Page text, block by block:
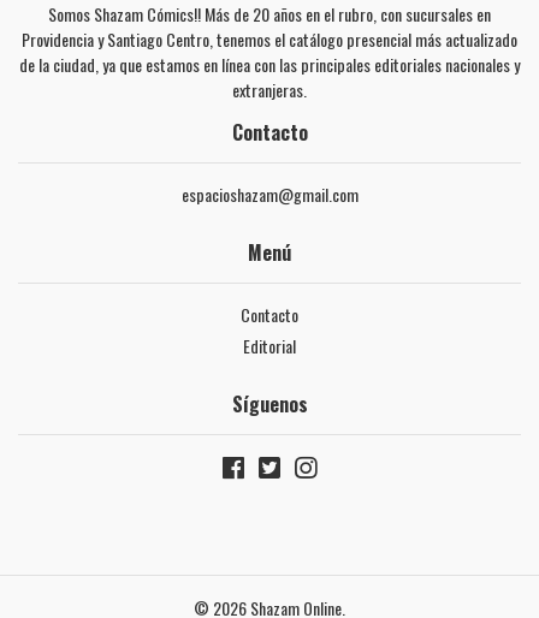
Somos Shazam Cómics!! Más de 20 años en el rubro, con sucursales en
Providencia y Santiago Centro, tenemos el catálogo presencial más actualizado
de la ciudad, ya que estamos en línea con las principales editoriales nacionales y
extranjeras.
Contacto
espacioshazam@gmail.com
Menú
Contacto
Editorial
Síguenos
© 2026 Shazam Online.